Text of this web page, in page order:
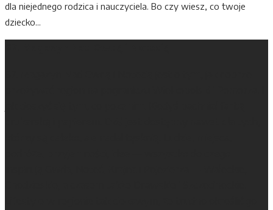
dla niejednego rodzica i nauczyciela. Bo czy wiesz, co twoje
dziecko...